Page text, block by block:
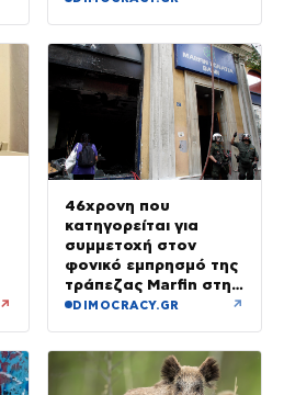
↗
46χρονη που
κατηγορείται για
συμμετοχή στον
φονικό εμπρησμό της
τράπεζας Marfin στην
Αθήνα
DIMOCRACY.GR ↗